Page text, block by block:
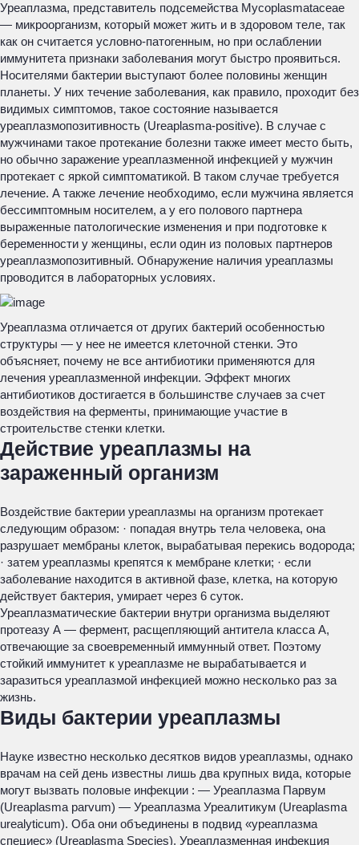
Уреаплазма, представитель подсемейства Mycoplasmataceae
— микроорганизм, который может жить и в здоровом теле, так
как он считается условно-патогенным, но при ослаблении
иммунитета признаки заболевания могут быстро проявиться.
Носителями бактерии выступают более половины женщин
планеты. У них течение заболевания, как правило, проходит без
видимых симптомов, такое состояние называется
уреаплазмопозитивность (Ureaplasma-positive). В случае с
мужчинами такое протекание болезни также имеет место быть,
но обычно заражение уреаплазменной инфекцией у мужчин
протекает с яркой симптоматикой. В таком случае требуется
лечение. А также лечение необходимо, если мужчина является
бессимптомным носителем, а у его полового партнера
выраженные патологические изменения и при подготовке к
беременности у женщины, если один из половых партнеров
уреаплазмопозитивный. Обнаружение наличия уреаплазмы
проводится в лабораторных условиях.
Уреаплазма отличается от других бактерий особенностью
структуры — у нее не имеется клеточной стенки. Это
объясняет, почему не все антибиотики применяются для
лечения уреаплазменной инфекции. Эффект многих
антибиотиков достигается в большинстве случаев за счет
воздействия на ферменты, принимающие участие в
строительстве стенки клетки.
Действие уреаплазмы на
зараженный организм
Воздействие бактерии уреаплазмы на организм протекает
следующим образом: · попадая внутрь тела человека, она
разрушает мембраны клеток, вырабатывая перекись водорода;
· затем уреаплазмы крепятся к мембране клетки; · если
заболевание находится в активной фазе, клетка, на которую
действует бактерия, умирает через 6 суток.
Уреаплазматические бактерии внутри организма выделяют
протеазу А — фермент, расщепляющий антитела класса А,
отвечающие за своевременный иммунный ответ. Поэтому
стойкий иммунитет к уреаплазме не вырабатывается и
заразиться уреаплазмой инфекцией можно несколько раз за
жизнь.
Виды бактерии уреаплазмы
Науке известно несколько десятков видов уреаплазмы, однако
врачам на сей день известны лишь два крупных вида, которые
могут вызвать половые инфекции : — Уреаплазма Парвум
(Ureaplasma parvum) — Уреаплазма Уреалитикум (Ureaplasma
urealyticum). Оба они объединены в подвид «уреаплазма
специес» (Ureaplasma Species). Уреаплазменная инфекция